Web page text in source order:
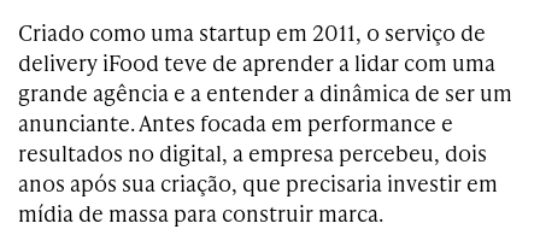
Criado como uma startup em 2011, o serviço de
delivery iFood teve de aprender a lidar com uma
grande agência e a entender a dinâmica de ser um
anunciante. Antes focada em performance e
resultados no digital, a empresa percebeu, dois
anos após sua criação, que precisaria investir em
mídia de massa para construir marca.